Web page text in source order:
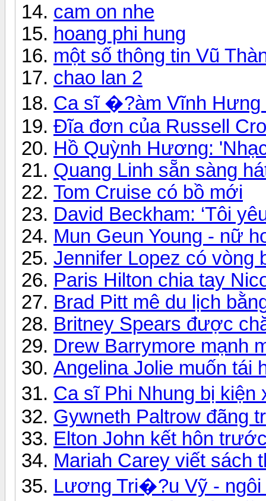
cam on nhe
hoang phi hung
một số thông tin Vũ
chao lan 2
Ca sĩ �?àm Vĩnh Hưng
Đĩa đơn của Russell
Hồ Quỳnh Hương:
Quang Linh sẵn sàng
Tom Cruise có bồ mới
David Beckham: ‘Tôi
Mun Geun Young - nữ
Jennifer Lopez có vòng
Paris Hilton chia tay
Brad Pitt mê du lịch
Britney Spears được
Drew Barrymore mạnh
Angelina Jolie muốn tái
Ca sĩ Phi Nhung bị
Gywneth Paltrow đãng
Elton John kết hôn
Mariah Carey viết sách
Lương Tri�?u Vỹ - ngôi